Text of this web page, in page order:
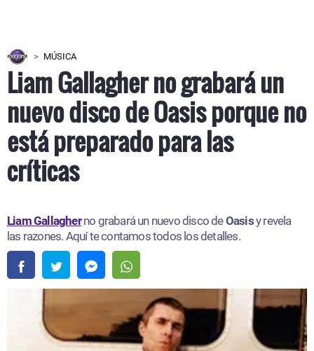
MÚSICA
Liam Gallagher no grabará un
nuevo disco de Oasis porque no
está preparado para las
críticas
Liam Gallagherno grabará un nuevo disco deOasisy revela
las razones. Aquí te contamos todos los detalles.